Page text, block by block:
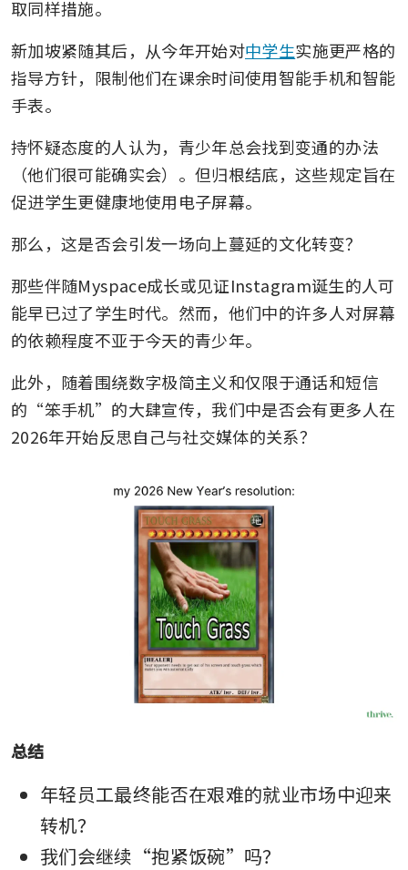
取同样措施。
新加坡紧随其后，从今年开始对中学生实施更严格的
指导方针，限制他们在课余时间使用智能手机和智能
手表。
持怀疑态度的人认为，青少年总会找到变通的办法
（他们很可能确实会）。但归根结底，这些规定旨在
促进学生更健康地使用电子屏幕。
那么，这是否会引发一场向上蔓延的文化转变？
那些伴随Myspace成长或见证Instagram诞生的人可
能早已过了学生时代。然而，他们中的许多人对屏幕
的依赖程度不亚于今天的青少年。
此外，随着围绕数字极简主义和仅限于通话和短信
的“笨手机”的大肆宣传，我们中是否会有更多人在
2026年开始反思自己与社交媒体的关系？
总结
年轻员工最终能否在艰难的就业市场中迎来
转机？
我们会继续“抱紧饭碗”吗？